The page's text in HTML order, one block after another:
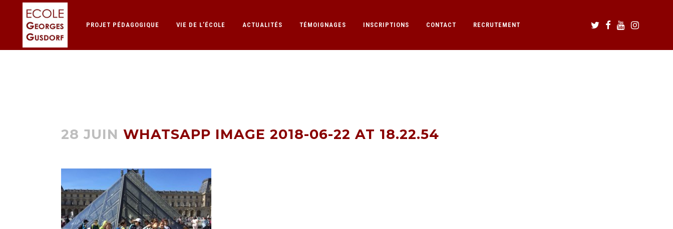
PROJET PÉDAGOGIQUE VIE DE L’ÉCOLE ACTUALITÉS TÉMOIGNAGES INSCRIPTIONS CONTACT RECRUTEMENT
28 JUIN WHATSAPP IMAGE 2018-06-22 AT 18.22.54